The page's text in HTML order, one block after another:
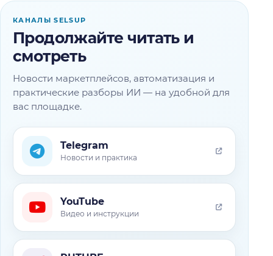
КАНАЛЫ SELSUP
Продолжайте читать и
смотреть
Новости маркетплейсов, автоматизация и
практические разборы ИИ — на удобной для
вас площадке.
Telegram
Новости и практика
YouTube
Видео и инструкции